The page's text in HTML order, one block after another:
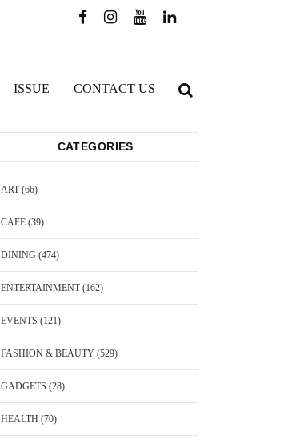
ISSUE CONTACT US
CATEGORIES
ART(66)
CAFE(39)
DINING (474)
ENTERTAINMENT(162)
EVENTS (121)
FASHION & BEAUTY(529)
GADGETS (28)
HEALTH (70)